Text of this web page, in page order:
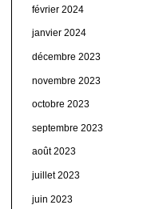
février 2024
janvier 2024
décembre 2023
novembre 2023
octobre 2023
septembre 2023
août 2023
juillet 2023
juin 2023